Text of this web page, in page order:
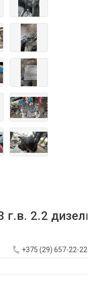
г.в. 2.2 дизель
+375 (29) 657-22-22